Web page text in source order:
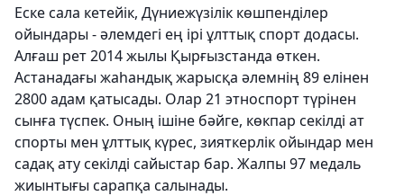
Еске сала кетейік, Дүниежүзілік көшпенділер
ойындары - әлемдегі ең ірі ұлттық спорт додасы.
Алғаш рет 2014 жылы Қырғызстанда өткен.
Астанадағы жаһандық жарысқа әлемнің 89 елінен
2800 адам қатысады. Олар 21 этноспорт түрінен
сынға түспек. Оның ішіне бәйге, көкпар секілді ат
спорты мен ұлттық күрес, зияткерлік ойындар мен
садақ ату секілді сайыстар бар. Жалпы 97 медаль
жиынтығы сарапқа салынады.